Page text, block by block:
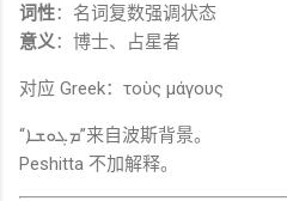
词性：名词复数强调状态
意义：博士、占星者
对应 Greek：τοὺς μάγους
“ܡܓܘܫܐ”来自波斯背景。
Peshitta 不加解释。